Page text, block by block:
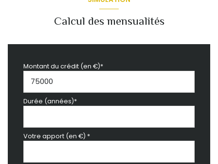
Calcul des mensualités
Montant du crédit (en €)*
Durée (années)*
Votre apport (en €) *